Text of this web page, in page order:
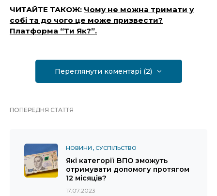
ЧИТАЙТЕ ТАКОЖ: Чому не можна тримати у
собі та до чого це може призвести?
Платформа “Ти Як?”.
Переглянути коментарі (2)
ПОПЕРЕДНЯ СТАТТЯ
НОВИНИ СУСПІЛЬСТВО
Які категорії ВПО зможуть
отримувати допомогу протягом
12 місяців?
17.07.2023